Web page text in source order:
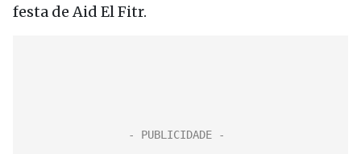
festa de Aid El Fitr.